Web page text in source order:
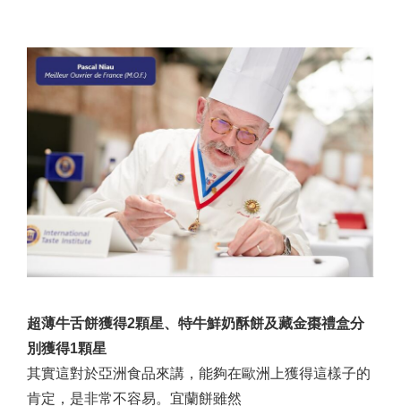
超薄牛舌餅獲得2顆星、特牛鮮奶酥餅及藏金棗禮盒分
別獲得1顆星
其實這對於亞洲食品來講，能夠在歐洲上獲得這樣子的
肯定，是非常不容易。宜蘭餅雖然